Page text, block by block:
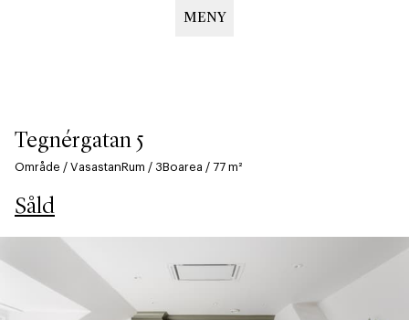
MENY
Tegnérgatan 5
Område / VasastanRum / 3Boarea / 77 m²
Såld